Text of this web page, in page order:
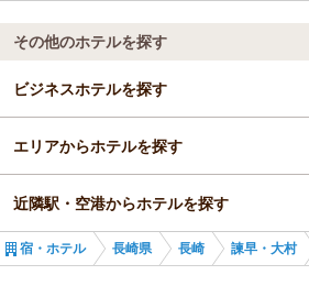
その他のホテルを探す
ビジネスホテルを探す
長崎県
長崎
諫早・大村
エリアからホテルを探す
長崎県
長崎
近隣駅・空港からホテルを探す
愛野駅
宿・ホテル 長崎県 長崎 諫早・大村